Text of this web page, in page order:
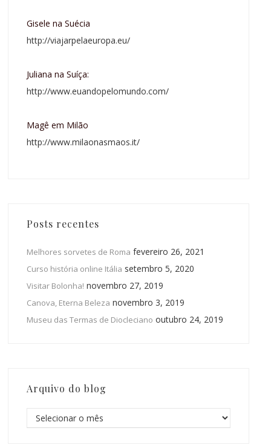
Gisele na Suécia
http://viajarpelaeuropa.eu/
Juliana na Suíça:
http://www.euandopelomundo.com/
Magê em Milão
http://www.milaonasmaos.it/
Posts recentes
Melhores sorvetes de Roma fevereiro 26, 2021
Curso história online Itália setembro 5, 2020
Visitar Bolonha! novembro 27, 2019
Canova, Eterna Beleza novembro 3, 2019
Museu das Termas de Diocleciano outubro 24, 2019
Arquivo do blog